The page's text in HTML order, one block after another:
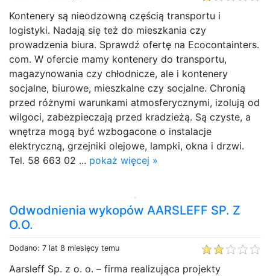
Kontenery są nieodzowną częścią transportu i
logistyki. Nadają się też do mieszkania czy
prowadzenia biura. Sprawdź ofertę na Ecocontainters.
com. W ofercie mamy kontenery do transportu,
magazynowania czy chłodnicze, ale i kontenery
socjalne, biurowe, mieszkalne czy socjalne. Chronią
przed różnymi warunkami atmosferycznymi, izolują od
wilgoci, zabezpieczają przed kradzieżą. Są czyste, a
wnętrza mogą być wzbogacone o instalacje
elektryczną, grzejniki olejowe, lampki, okna i drzwi.
Tel. 58 663 02 ... pokaż więcej »
Odwodnienia wykopów AARSLEFF SP. Z
O.O.
Dodano: 7 lat 8 miesięcy temu
Aarsleff Sp. z o. o. – firma realizująca projekty